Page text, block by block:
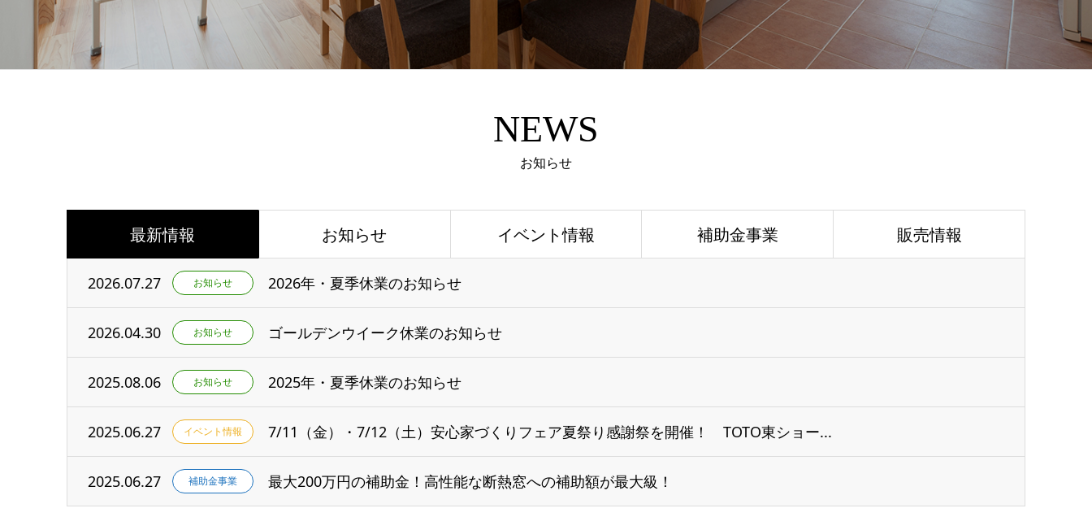
NEWS
お知らせ
最新情報 お知らせ イベント情報 補助金事業 販売情報
2026.07.27 お知らせ 2026年・夏季休業のお知らせ
2026.04.30 お知らせ ゴールデンウイーク休業のお知らせ
2025.08.06 お知らせ 2025年・夏季休業のお知らせ
2025.06.27 イベント情報 7/11（金）・7/12（土）安心家づくりフェア夏祭り感謝祭を開催！ TOTO東ショー...
2025.06.27 補助金事業 最大200万円の補助金！高性能な断熱窓への補助額が最大級！